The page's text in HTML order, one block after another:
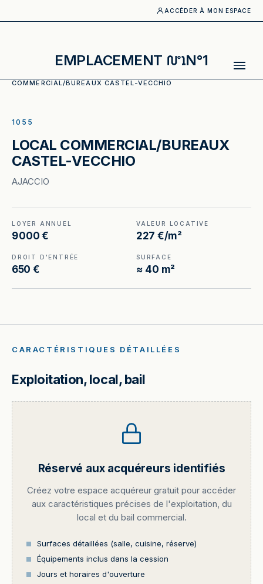
ACCÉDER À MON ESPACE
EMPLACEMENT N°1
COMMERCIAL/BUREAUX CASTEL-VECCHIO
1055
LOCAL COMMERCIAL/BUREAUX
CASTEL-VECCHIO
AJACCIO
LOYER ANNUEL
9 000 €
VALEUR LOCATIVE
227 €/m²
DROIT D'ENTRÉE
650 €
SURFACE
≈ 40 m²
CARACTÉRISTIQUES DÉTAILLÉES
Exploitation, local, bail
Réservé aux acquéreurs identifiés
Créez votre espace acquéreur gratuit pour accéder
aux caractéristiques précises de l'exploitation, du
local et du bail commercial.
Surfaces détaillées (salle, cuisine, réserve)
Équipements inclus dans la cession
Jours et horaires d'ouverture